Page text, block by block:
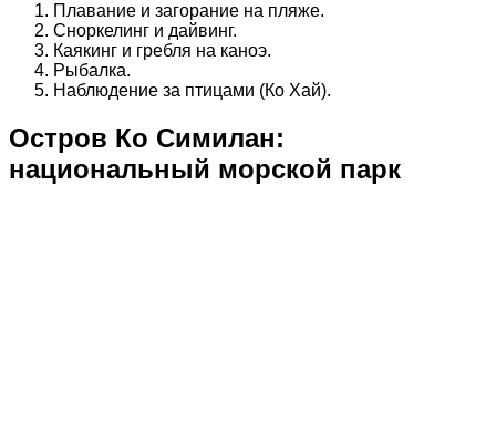
Плавание и загорание на пляже.
Сноркелинг и дайвинг.
Каякинг и гребля на каноэ.
Рыбалка.
Наблюдение за птицами (Ко Хай).
Остров Ко Симилан:
национальный морской парк